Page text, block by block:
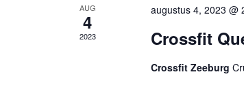
AUG
4
2023
augustus 4, 2023 @
Crossfit
Crossfit Zeeburg